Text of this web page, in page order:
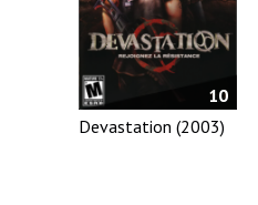
10
Devastation (2003)